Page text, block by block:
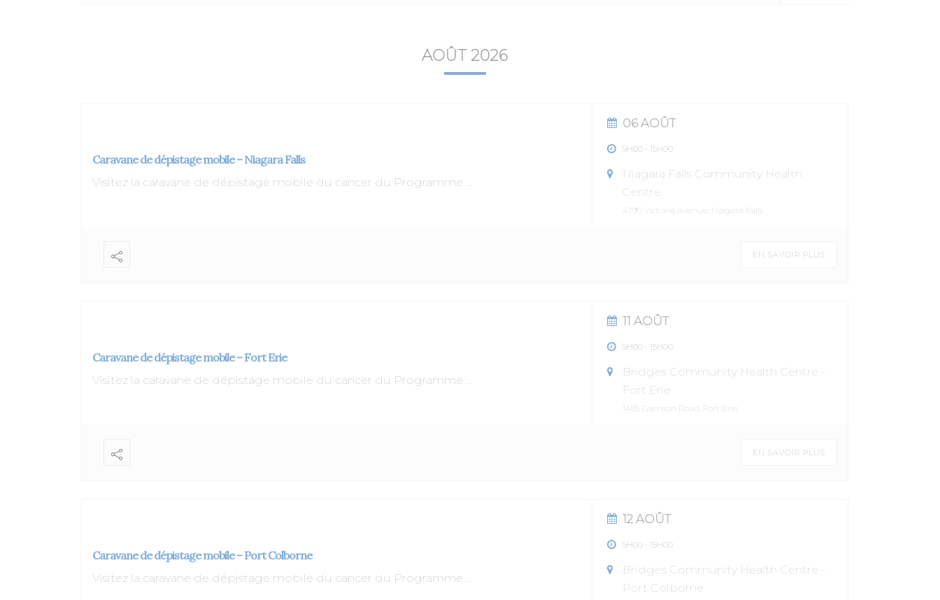
AOÛT 2026
Caravane de dépistage mobile – Niagara Falls
Visitez la caravane de dépistage mobile du cancer du Programme ...
06 AOÛT
9H00 - 15H00
Niagara Falls Community Health
Centre
4790 Victoria Avenue, Niagara Falls
EN SAVOIR PLUS
Caravane de dépistage mobile – Fort Erie
Visitez la caravane de dépistage mobile du cancer du Programme ...
11 AOÛT
9H00 - 15H00
Bridges Community Health Centre -
Fort Erie
1485 Garrison Road, Fort Erie
EN SAVOIR PLUS
Caravane de dépistage mobile – Port Colborne
Visitez la caravane de dépistage mobile du cancer du Programme ...
12 AOÛT
9H00 - 15H00
Bridges Community Health Centre -
Port Colborne